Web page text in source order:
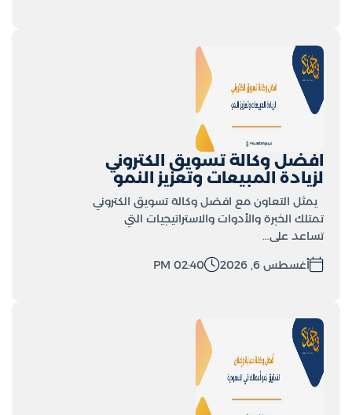
افضل وكالة تسويق الكتروني
لزيادة المبيعات وتعزيز النمو
يمثل التعاون مع افضل وكالة تسويق الكتروني
تمتلك الخبرة والأدوات والاستراتيجيات التي
تساعد على…
أغسطس 6, 2026 02:40 PM